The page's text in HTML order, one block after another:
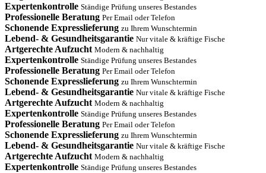
Expertenkontrolle Ständige Prüfung unseres Bestandes
Professionelle Beratung Per Email oder Telefon
Schonende Expresslieferung zu Ihrem Wunschtermin
Lebend- & Gesundheitsgarantie Nur vitale & kräftige Fische
Artgerechte Aufzucht Modern & nachhaltig
Expertenkontrolle Ständige Prüfung unseres Bestandes
Professionelle Beratung Per Email oder Telefon
Schonende Expresslieferung zu Ihrem Wunschtermin
Lebend- & Gesundheitsgarantie Nur vitale & kräftige Fische
Artgerechte Aufzucht Modern & nachhaltig
Expertenkontrolle Ständige Prüfung unseres Bestandes
Professionelle Beratung Per Email oder Telefon
Schonende Expresslieferung zu Ihrem Wunschtermin
Lebend- & Gesundheitsgarantie Nur vitale & kräftige Fische
Artgerechte Aufzucht Modern & nachhaltig
Expertenkontrolle Ständige Prüfung unseres Bestandes